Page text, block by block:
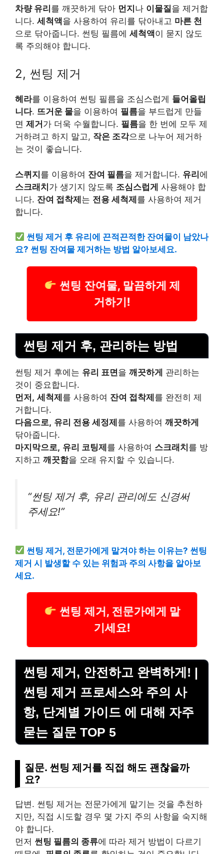
차량 유리를 깨끗하게 닦아 먼지나 이물질을 제거합
니다. 세척액을 사용하여 유리를 닦아내고 마른 천
으로 닦아줍니다. 썬팅 필름에 세척액이 묻지 않도
록 주의해야 합니다.
2, 썬팅 제거
헤라를 이용하여 썬팅 필름을 조심스럽게 들어올립
니다. 뜨거운 물을 이용하여 필름을 부드럽게 만들
면 제거 가 더욱 수월합니다. 필름을 한 번에 모두 제
거하려고 하지 말고, 작은 조각으로 나누어 제거하
는 것이 좋습니다.
스퀴지를 이용하여 잔여 필름을 제거합니다. 유리에
스크래치가 생기지 않도록 조심스럽게 사용해야 합
니다. 잔여 접착제는 전용 세척제를 사용하여 제거
합니다.
썬팅 제거 후 유리에 끈적끈적한 잔여물이 남았나
요? 썬팅 잔여물 제거하는 방법 알아보세요.
썬팅 잔여물, 말끔하게 제
거하기!
썬팅 제거 후, 관리하는 방법
썬팅 제거 후에는 유리 표면을 깨끗하게 관리하는
것이 중요합니다.
먼저, 세척제 를 사용하여 잔여 접착제 를 완전히 제
거합니다.
다음으로, 유리 전용 세정제 를 사용하여 깨끗하게
닦아줍니다.
마지막으로, 유리 코팅제 를 사용하여 스크래치 를 방
지하고 깨끗함을 오래 유지할 수 있습니다.
“썬팅 제거 후, 유리 관리에도 신경써
주세요!”
썬팅 제거, 전문가에게 맡겨야 하는 이유는? 썬팅
제거 시 발생할 수 있는 위험과 주의 사항을 알아보
세요.
썬팅 제거, 전문가에게 맡
기세요!
썬팅 제거, 안전하고 완벽하게! |
썬팅 제거 프로세스와 주의 사
항, 단계별 가이드 에 대해 자주
묻는 질문 TOP 5
질문. 썬팅 제거를 직접 해도 괜찮을까
요?
답변. 썬팅 제거는 전문가에게 맡기는 것을 추천하
지만, 직접 시도할 경우 몇 가지 주의 사항을 숙지해
야 합니다.
먼저 썬팅 필름의 종류에 따라 제거 방법이 다르기